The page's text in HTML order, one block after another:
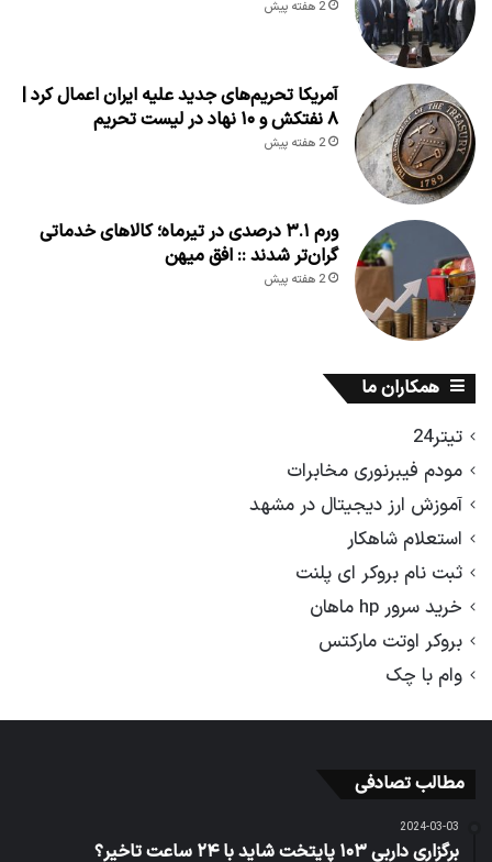
2 هفته پیش
آمریکا تحریم‌های جدید علیه ایران اعمال کرد |
۸ نفتکش و ۱۰ نهاد در لیست تحریم
2 هفته پیش
ورم ۳.۱ درصدی در تیرماه؛ کالاهای خدماتی
گران‌تر شدند :: افق میهن
2 هفته پیش
همکاران ما
تیتر24
مودم فیبرنوری مخابرات
آموزش ارز دیجیتال در مشهد
استعلام شاهکار
ثبت نام بروکر ای پلنت
خرید سرور hp ماهان
بروکر اوتت مارکتس
وام با چک
مطالب تصادفی
2024-03-03
برگزاری داربی ۱۰۳ پایتخت شاید با ۲۴ ساعت تاخیر؟